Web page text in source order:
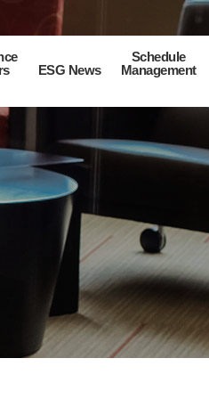
ESG News
Schedule
Management